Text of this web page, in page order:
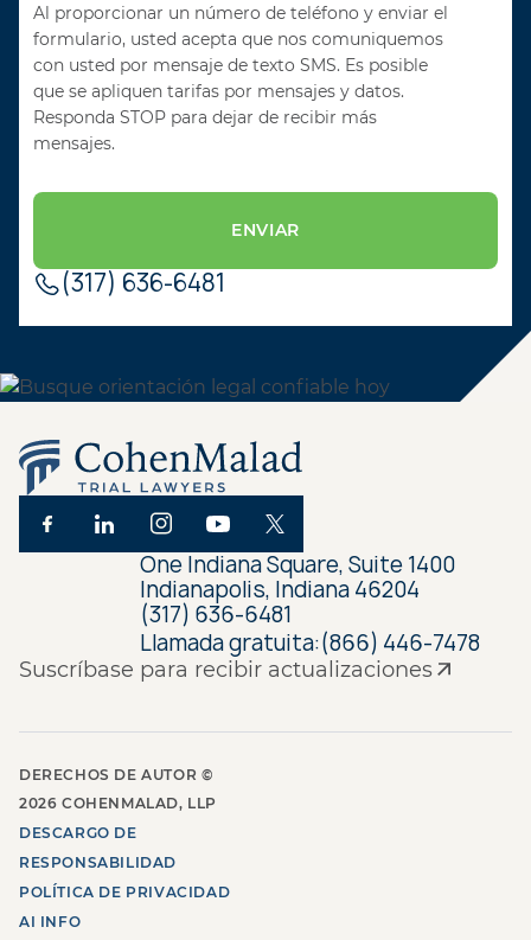
Al proporcionar un número de teléfono y enviar el
formulario, usted acepta que nos comuniquemos
con usted por mensaje de texto SMS. Es posible
que se apliquen tarifas por mensajes y datos.
Responda STOP para dejar de recibir más
mensajes.
(317) 636-6481
Suscríbase para recibir actualizaciones
One Indiana Square, Suite 1400
Indianapolis, Indiana 46204
(317) 636-6481
Llamada gratuita:(866) 446-7478
DERECHOS DE AUTOR ©
2026 COHENMALAD, LLP
DESCARGO DE
RESPONSABILIDAD
POLÍTICA DE PRIVACIDAD
AI INFO